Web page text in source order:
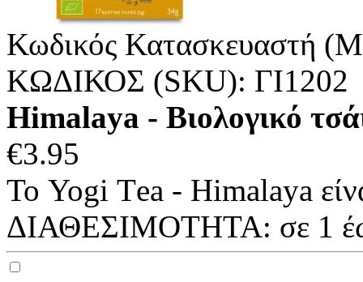
Κωδικός Κατασκευαστή
ΚΩΔΙΚΟΣ (SKU): ΓΙ1202
Himalaya - Βιολογικό
€3.95
Το Yogi Τea - Himalaya
ΔΙΑΘΕΣΙΜΟΤΗΤΑ: σε 1